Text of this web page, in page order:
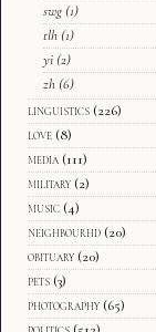
swg (1)
tlh (1)
yi (2)
zh (6)
linguistics (226)
love (8)
media (111)
military (2)
music (4)
neighbourhd (20)
obituary (20)
pets (3)
photography (65)